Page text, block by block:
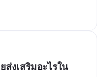
งเสริมอะไรใน